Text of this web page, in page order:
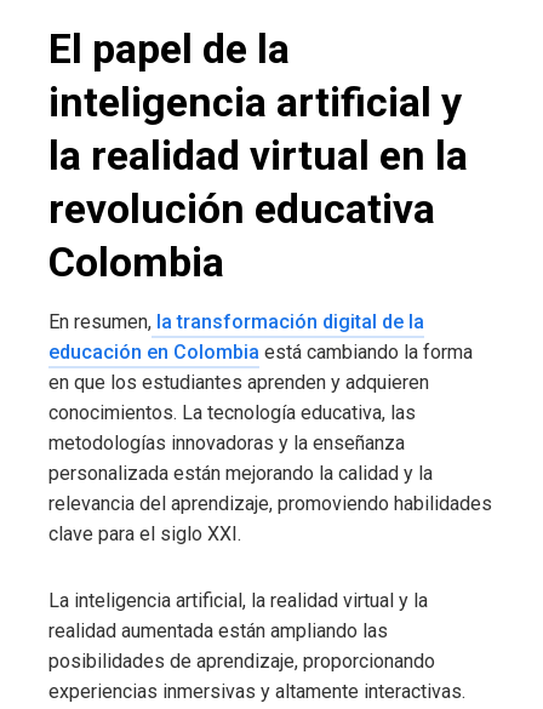
El papel de la
inteligencia artificial y
la realidad virtual en la
revolución educativa
Colombia
En resumen, la transformación digital de la
educación en Colombia está cambiando la forma
en que los estudiantes aprenden y adquieren
conocimientos. La tecnología educativa, las
metodologías innovadoras y la enseñanza
personalizada están mejorando la calidad y la
relevancia del aprendizaje, promoviendo habilidades
clave para el siglo XXI.
La inteligencia artificial, la realidad virtual y la
realidad aumentada están ampliando las
posibilidades de aprendizaje, proporcionando
experiencias inmersivas y altamente interactivas.